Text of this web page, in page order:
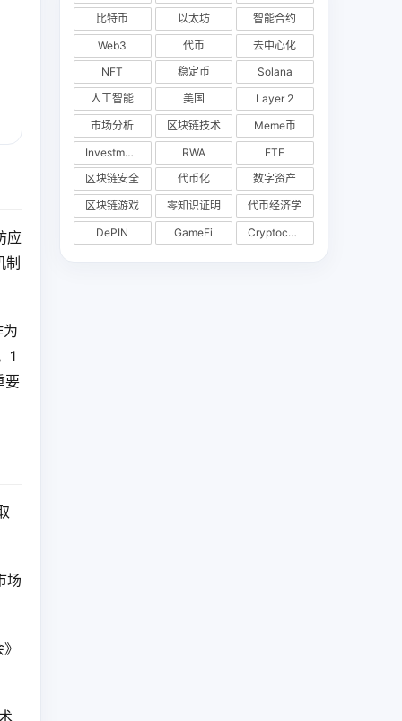
应
1
要
场
比特币
以太坊
智能合约
Web3
代币
去中心化
NFT
稳定币
Solana
人工智能
美国
Layer 2
市场分析
区块链技术
Meme币
Investments
RWA
ETF
区块链安全
代币化
数字资产
区块链游戏
零知识证明
代币经济学
DePIN
GameFi Cryptocurrency Exchange